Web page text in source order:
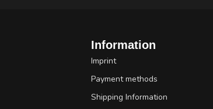
Information
Imprint
Payment methods
Shipping Information